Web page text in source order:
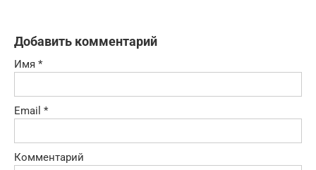
Добавить комментарий
Имя *
Email *
Комментарий